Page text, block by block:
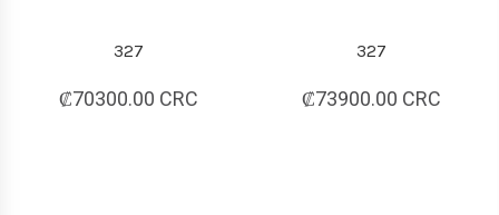
327
₡70300.00 CRC
327
₡73900.00 CRC